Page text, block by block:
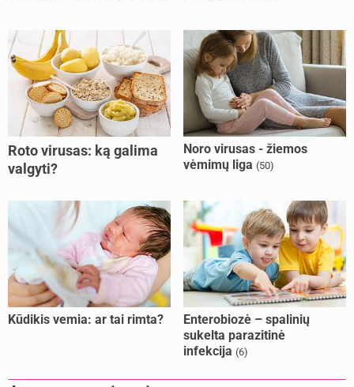
Roto virusas: ką galima
valgyti?
Noro virusas - žiemos
vėmimų liga (50)
Kūdikis vemia: ar tai rimta?
Enterobiozė – spalinių
sukelta parazitinė
infekcija (6)